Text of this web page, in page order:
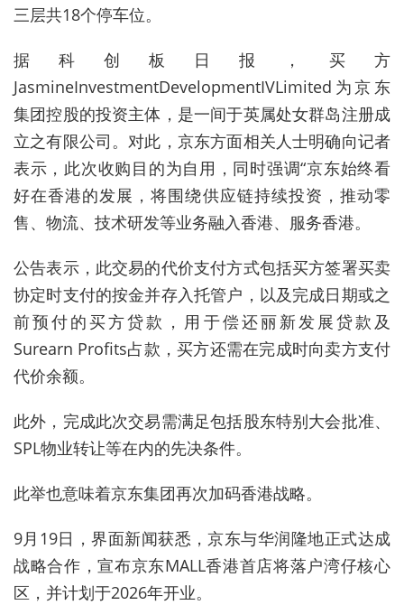
三层共18个停车位。
据科创板日报，买方
JasmineInvestmentDevelopmentIVLimited 为京东
集团控股的投资主体，是一间于英属处女群岛注册成
立之有限公司。对此，京东方面相关人士明确向记者
表示，此次收购目的为自用，同时强调“京东始终看
好在香港的发展，将围绕供应链持续投资，推动零
售、物流、技术研发等业务融入香港、服务香港。
公告表示，此交易的代价支付方式包括买方签署买卖
协定时支付的按金并存入托管户，以及完成日期或之
前预付的买方贷款，用于偿还丽新发展贷款及
Surearn Profits占款，买方还需在完成时向卖方支付
代价余额。
此外，完成此次交易需满足包括股东特别大会批准、
SPL物业转让等在内的先决条件。
此举也意味着京东集团再次加码香港战略。
9月19日，界面新闻获悉，京东与华润隆地正式达成
战略合作，宣布京东MALL香港首店将落户湾仔核心
区，并计划于2026年开业。